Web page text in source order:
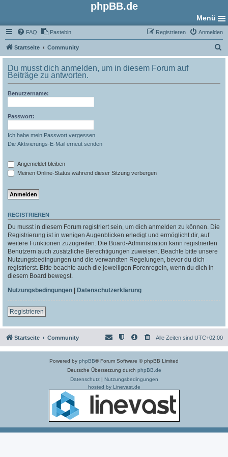
phpBB.de
Menü
FAQ Pastebin Anmelden
Registrieren
Startseite Community
u
Du musst dich anmelden, um in diesem Forum auf
Beiträge zu antworten.
Benutzername:
Passwort:
Ich habe mein Passwort vergessen
Die Aktivierungs-E-Mail erneut senden
Angemeldet bleiben
Meinen Online-Status während dieser Sitzung verbergen
REGISTRIEREN
Du musst in diesem Forum registriert sein, um dich anmelden zu können. Die
Registrierung ist in wenigen Augenblicken erledigt und ermöglicht dir, auf
weitere Funktionen zuzugreifen. Die Board-Administration kann registrierten
Benutzern auch zusätzliche Berechtigungen zuweisen. Beachte bitte unsere
Nutzungsbedingungen und die verwandten Regelungen, bevor du dich
registrierst. Bitte beachte auch die jeweiligen Forenregeln, wenn du dich in
diesem Board bewegst.
Nutzungsbedingungen | Datenschutzerklärung
Registrieren
Startseite Community Alle Zeiten sind UTC+02:00
Powered by phpBB® Forum Software © phpBB Limited
Deutsche Übersetzung durch phpBB.de
Datenschutz| Nutzungsbedingungen
hosted by Linevast.de